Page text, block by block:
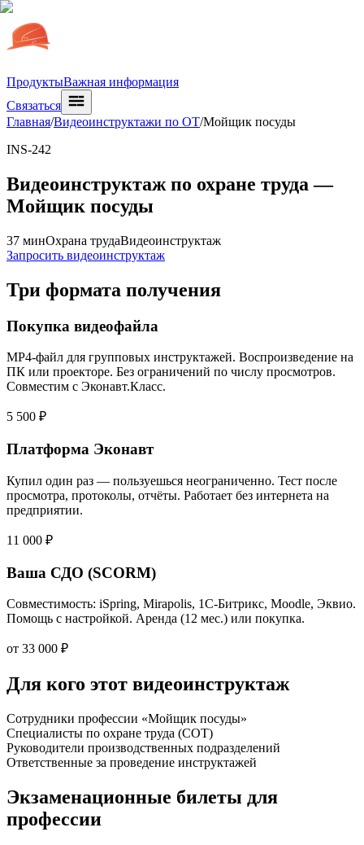
ПродуктыВажная информация
Связаться
Главная/Видеоинструктажи по ОТ/Мойщик посуды
INS-242
Видеоинструктаж по охране труда —
Мойщик посуды
37 минОхрана трудаВидеоинструктаж
Запросить видеоинструктаж
Три формата получения
Покупка видеофайла
MP4-файл для групповых инструктажей. Воспроизведение на
ПК или проекторе. Без ограничений по числу просмотров.
Совместим с Эконавт.Класс.
5 500 ₽
Платформа Эконавт
Купил один раз — пользуешься неограниченно. Тест после
просмотра, протоколы, отчёты. Работает без интернета на
предприятии.
11 000 ₽
Ваша СДО (SCORM)
Совместимость: iSpring, Mirapolis, 1С-Битрикс, Moodle, Эквио.
Помощь с настройкой. Аренда (12 мес.) или покупка.
от 33 000 ₽
Для кого этот видеоинструктаж
Сотрудники профессии «Мойщик посуды»
Специалисты по охране труда (СОТ)
Руководители производственных подразделений
Ответственные за проведение инструктажей
Экзаменационные билеты для
профессии